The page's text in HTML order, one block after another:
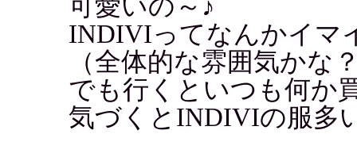
可愛いの～♪
INDIVIってなんかイマ
（全体的な雰囲気かな
でも行くといつも何か
気づくとINDIVIの服多